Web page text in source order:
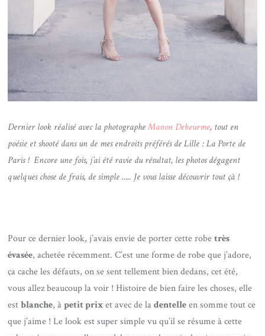
Dernier look réalisé avec la photographeManon Debeurme, tout en
poésie et shooté dans un de mes endroits préférés de Lille : La Porte de
Paris ! Encore une fois, j’ai été ravie du résultat, les photos dégagent
quelques chose de frais, de simple ….. Je vous laisse découvrir tout çà !
Pour ce dernier look, j’avais envie de porter cette robetrès
évasée, achetée récemment. C’est une forme de robe que j’adore,
ça cache les défauts, on se sent tellement bien dedans, cet été,
vous allez beaucoup la voir ! Histoire de bien faire les choses, elle
estblanche, àpetit prixet avec de ladentelleen somme tout ce
que j’aime ! Le look est super simple vu qu’il se résume à cette